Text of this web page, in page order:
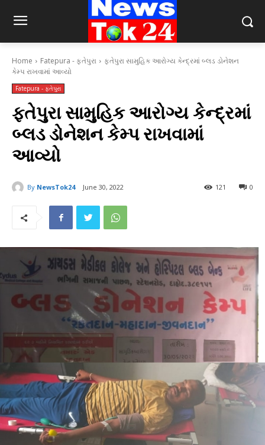
Home Fatepura - ફતેપુરા
ફતેપુરા સામુહિક આરોગ્ય કેન્દ્રમાં બ્લડ ડોનેશન
કેમ્પ રાખવામાં આવ્યો
Fatepura - ફતેપુરા
ફતેપુરા સામુહિક આરોગ્ય કેન્દ્રમાં
બ્લડ ડોનેશન કેમ્પ રાખવામાં
આવ્યો
By NewsTok24 June 30, 2022 0
121